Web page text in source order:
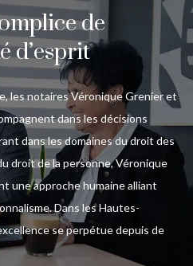
de
d’esprit
les notaires Véronique Grenier et
dans les décisions
dans les domaines du droit des
droit de la personne, Véronique
une approche humaine alliant
Dans les Hautes-
se perpétue depuis de